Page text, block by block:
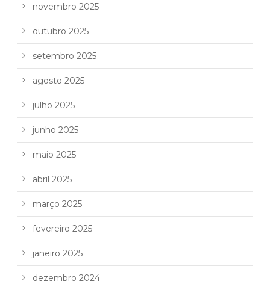
novembro 2025
outubro 2025
setembro 2025
agosto 2025
julho 2025
junho 2025
maio 2025
abril 2025
março 2025
fevereiro 2025
janeiro 2025
dezembro 2024